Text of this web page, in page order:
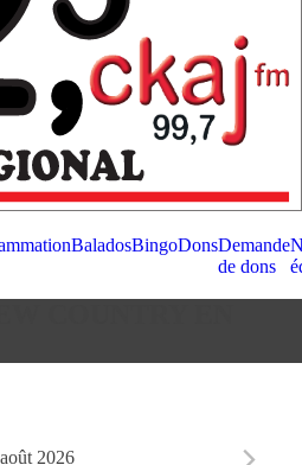
BaladosBingoDonsDemande
de dons
août 2026